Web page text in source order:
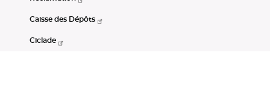
Caisse des Dépôts
Ciclade